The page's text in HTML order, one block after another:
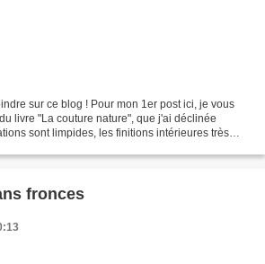
sur ce blog ! Pour mon 1er post ici, je vous
livre "La couture nature", que j'ai déclinée
sont limpides, les finitions intérieures très
fronces